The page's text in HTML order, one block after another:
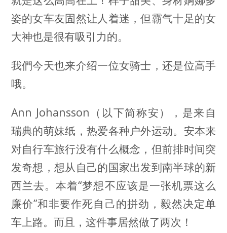
姿的女车友固然让人着迷，但霸气十足的女
大神也是很有吸引力的。
我們今天也来介绍一位女骑士，还是位高手
哦。
Ann Johansson（以下简称安），是来自
瑞典的萌妹纸，热爱各种户外运动。安本来
对自行车旅行没有什么概念，但前排时间突
发奇想，想从自己的国家出发到南半球的新
西兰去。本着“梦想不应该是一张机票这么
廉价”和非要作死自己的拼劲，毅然决定单
车上路。而且，这件事居然做了两次！